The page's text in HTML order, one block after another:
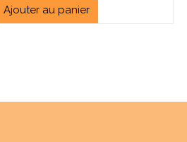
Ajouter au panier